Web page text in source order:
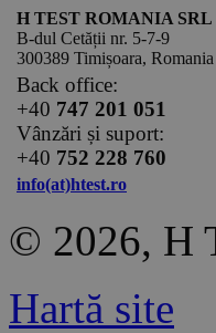
H TEST ROMANIA SRL
B-dul Cetății nr. 5-7-9
300389 Timișoara, Romania
Back office:
+40 747 201 051
Vânzări și suport:
+40 752 228 760
info(at)htest.ro
© 2026, H
Hartă site